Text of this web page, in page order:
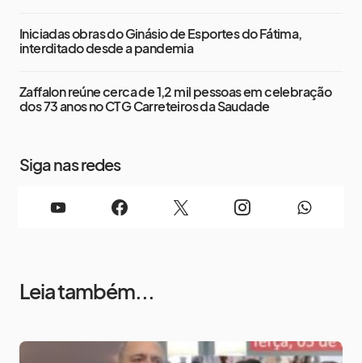
Iniciadas obras do Ginásio de Esportes do Fátima,
interditado desde a pandemia
Zaffalon reúne cerca de 1,2 mil pessoas em celebração
dos 73 anos no CTG Carreteiros da Saudade
Siga nas redes
Leia também...